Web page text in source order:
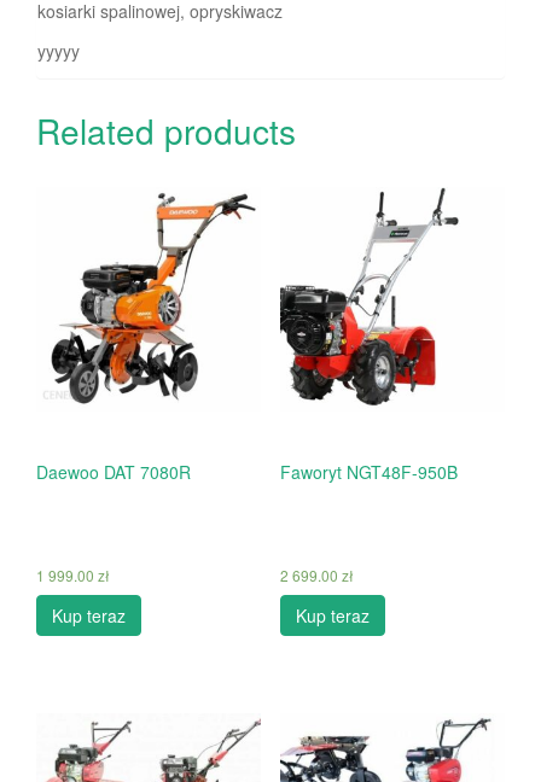
kosiarki spalinowej, opryskiwacz
yyyyy
Related products
Daewoo DAT 7080R
1 999.00 zł
Kup teraz
Faworyt NGT48F-950B
2 699.00 zł
Kup teraz